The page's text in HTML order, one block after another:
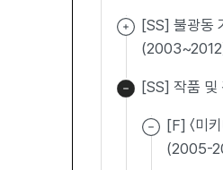
[SS] 불광동
[SS] 작품 및
[F] 〈미
(2005-